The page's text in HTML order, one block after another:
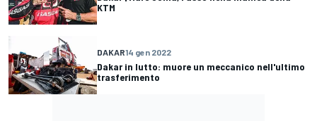
KTM
DAKAR14 gen 2022
Dakar in lutto: muore un meccanico nell'ultimo
trasferimento